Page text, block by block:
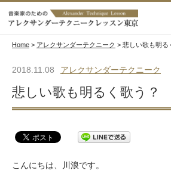
Home > アレクサンダーテクニーク > 悲しい歌も明る
2018.11.08 アレクサンダーテクニーク
悲しい歌も明るく歌う？
こんにちは、川浪です。